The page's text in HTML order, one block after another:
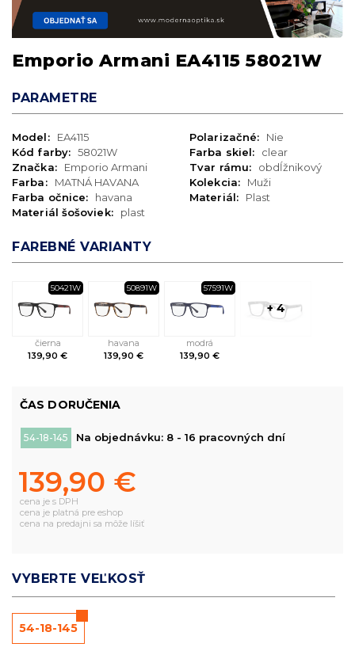
Emporio Armani EA4115 58021W
PARAMETRE
Model:
EA4115
Kód farby: 58021W
Značka:
Emporio Armani
Farba:
MATNÁ HAVANA
Farba očnice:
havana
Materiál šošoviek:
plast
Polarizačné:
Nie
Farba skiel:
clear
Tvar rámu:
obdĺžnikový
Kolekcia:
Muži
Materiál:
Plast
FAREBNÉ VARIANTY
50421W
čierna
139,90 €
50891W
havana
139,90 €
57591W
modrá
139,90 €
+ 4
ČAS DORUČENIA
54-18-145 Na objednávku: 8 - 16 pracovných dní
139,90 €
cena je s DPH
cena je platná pre eshop
cena na predajni sa môže líšiť
VYBERTE VEĽKOSŤ
54-18-145